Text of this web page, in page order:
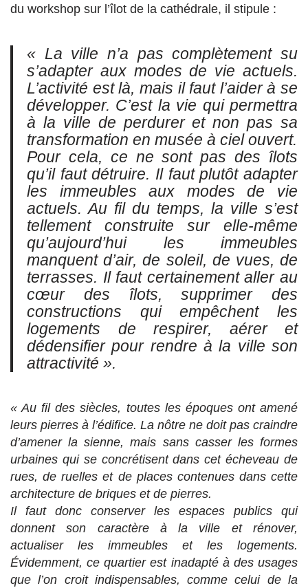
du workshop sur l’îlot de la cathédrale, il stipule :
« La ville n’a pas complètement su
s’adapter aux modes de vie actuels.
L’activité est là, mais il faut l’aider à se
développer. C’est la vie qui permettra
à la ville de perdurer et non pas sa
transformation en musée à ciel ouvert.
Pour cela, ce ne sont pas des îlots
qu’il faut détruire. Il faut plutôt adapter
les immeubles aux modes de vie
actuels. Au fil du temps, la ville s’est
tellement construite sur elle-même
qu’aujourd’hui les immeubles
manquent d’air, de soleil, de vues, de
terrasses. Il faut certainement aller au
cœur des îlots, supprimer des
constructions qui empêchent les
logements de respirer, aérer et
dédensifier pour rendre à la ville son
attractivité ».
« Au fil des siècles, toutes les époques ont amené
leurs pierres à l’édifice. La nôtre ne doit pas craindre
d’amener la sienne, mais sans casser les formes
urbaines qui se concrétisent dans cet écheveau de
rues, de ruelles et de places contenues dans cette
architecture de briques et de pierres.
Il faut donc conserver les espaces publics qui
donnent son caractère à la ville et rénover,
actualiser les immeubles et les logements.
Évidemment, ce quartier est inadapté à des usages
que l’on croit indispensables, comme celui de la